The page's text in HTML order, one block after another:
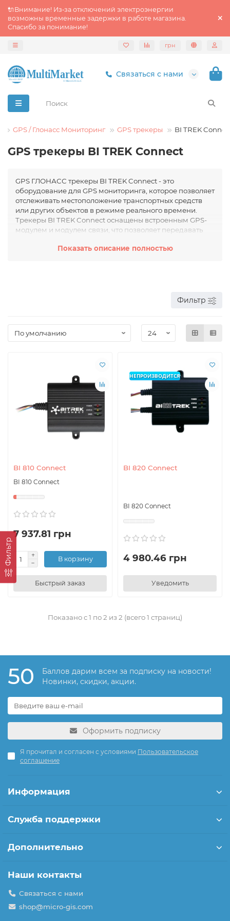
🔌Внимание! Из‑за отключений электроэнергии
возможны временные задержки в работе магазина.
Спасибо за понимание!
грн
Связаться с нами
GPS / Глонасс Мониторинг GPS трекеры BI TREK
GPS трекеры BI TREK Connect
Фильтр
GPS ГЛОНАСС трекеры BI TREK Connect - это
оборудование для GPS мониторинга, которое позволяет
отслеживать местоположение транспортных средств
или других объектов в режиме реального времени.
Трекеры BI TREK Connect оснащены встроенным GPS-
модулем и модулем связи, что позволяет передавать
Кроме того, GPS ГЛОНАСС трекеры BI TREK Connect
Сервер мониторинга MicroGIS Cloud позволяет
нарушениях заданных параметров.
Приложение MicroGIS Tracker для мобильных устройств
GPS ГЛОНАСС трекеры BI TREK Connect являются
надежным и функциональным решением для GPS
мониторинга транспортных средств и других объектов.
Показать описание полностью
Фильтр
BI 810 Connect
BI 810 Connect
7 937.81 грн
В корзину
Быстрый заказ
BI 820 Connect
BI 820 Connect
НЕПРОИЗВОДИТСЯ
4 980.46 грн
Уведомить
Показано с 1 по 2 из 2 (всего 1 страниц)
50
Баллов дарим всем за подписку на новости!
Новинки, скидки, акции.
Оформить подписку
Я прочитал и согласен с условиями Пользовательское
соглашение
Информация
Служба поддержки
Дополнительно
Наши контакты
Связаться с нами
shop@micro-gis.com